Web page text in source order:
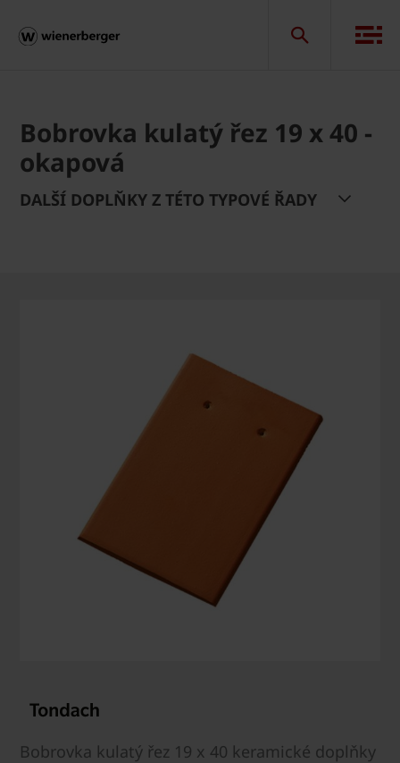
Bobrovka kulatý řez 19 x 40 -
okapová
DALŠÍ DOPLŇKY Z TÉTO TYPOVÉ ŘADY
Bobrovka kulatý řez 19 x 40 keramické doplňky